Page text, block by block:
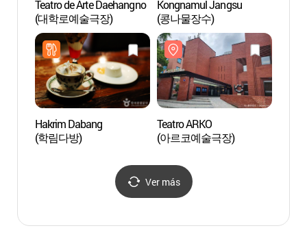
Teatro de Arte Daehangno
(대학로예술극장)
Kongnamul Jangsu
(콩나물장수)
Hakrim Dabang
(학림다방)
Teatro ARKO
(아르코예술극장)
Ver más